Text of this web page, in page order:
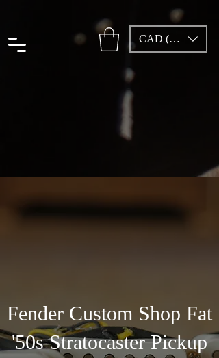
CAD (C$)
Fender Custom Shop Fat
'50s Stratocaster Pickup